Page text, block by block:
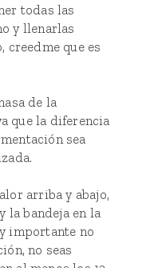
todas las
y llenarlas
creedme que es
de la
que la diferencia
sea
arriba y abajo,
la bandeja en la
importante no
no seas